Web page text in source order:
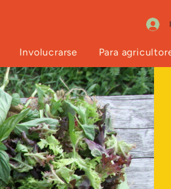
Involucrarse Para